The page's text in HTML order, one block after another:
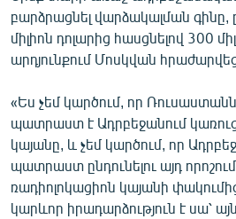
բարձրացնել վարձակալման գինը,
միլիոն դոլարից հասցնելով 300
արդյունքում Մոսկվան
«Ես չեմ կարծում, որ Ռուսաստանն
պատրաստ է Ադրբեջանում
կայանը, և չեմ կարծում, որ
պատրաստ ընդունելու այդ
ռադիոլոկացիոն կայանի
կարևոր իրադարձություն է սա՝